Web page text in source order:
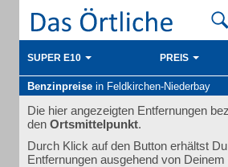
SUPER E10 PREIS
Benzinpreise in Feldkirchen-Niederbay
Die hier angezeigten Entfernungen
den Ortsmittelpunkt.
Durch Klick auf den Button erhältst
Entfernungen ausgehend von